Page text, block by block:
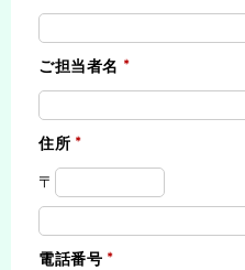
ご担当者名
住所
〒
電話番号